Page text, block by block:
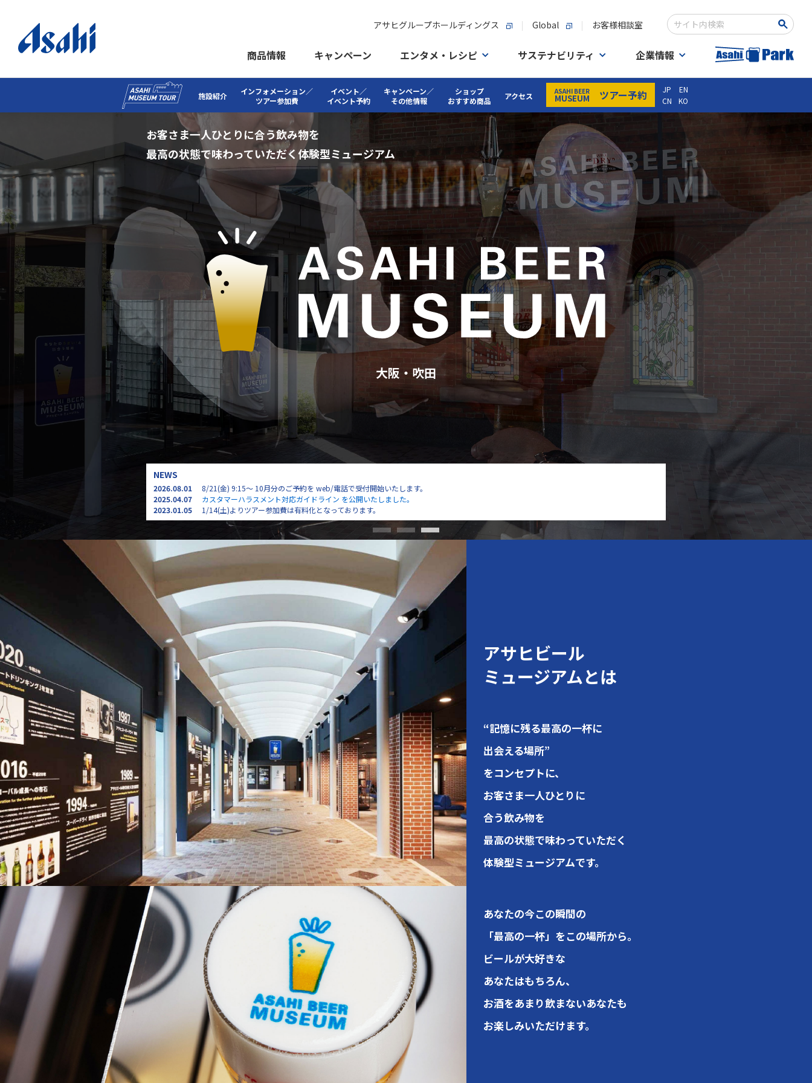
アサヒグループホールディングス Global お客様相談室
Write your search query here
商品情報
キャンペーン エンタメ・レシピ サステナビリティ 企業情報
施設紹介
インフォメーション／
ツアー参加費
イベント／
イベント予約
キャンペーン／
その他情報
ショップ
おすすめ商品
アクセス ASAHI BEER
MUSEUM ツアー予約 JP
EN
CN
KO
お客さま一人ひとりに合う飲み物を
最高の状態で味わっていただく体験型ミュージアム
大阪・吹田
NEWS
2026.08.01
8/21(金) 9:15～ 10月分のご予約を web/電話で受付開始いたします。
2025.04.07
カスタマーハラスメント対応ガイドライン を公開いたしました。
2023.01.05
1/14(土)よりツアー参加費は有料化となっております。
アサヒビール
ミュージアムとは
“記憶に残る最高の一杯に
出会える場所”
をコンセプトに、
お客さま一人ひとりに
合う飲み物を
最高の状態で味わっていただく
体験型ミュージアムです。
あなたの今この瞬間の
「最高の一杯」をこの場所から。
ビールが大好きな
あなたはもちろん、
お酒をあまり飲まないあなたも
お楽しみいただけます。